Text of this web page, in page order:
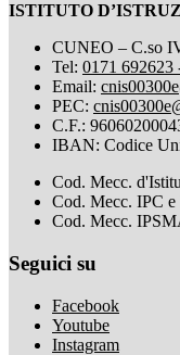
ISTITUTO
CUNEO – C.so
Tel: 0171 692623
Email:
PEC:
C.F.:
IBAN: Codice
Cod. Mecc.
Cod. Mecc. IPC
Cod. Mecc.
Seguici su
Facebook
Youtube
Instagram